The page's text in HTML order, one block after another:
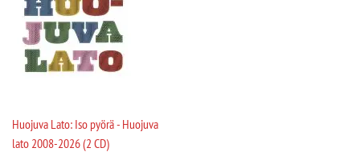
Huojuva Lato: Iso pyörä - Huojuva
lato 2008-2026 (2 CD)